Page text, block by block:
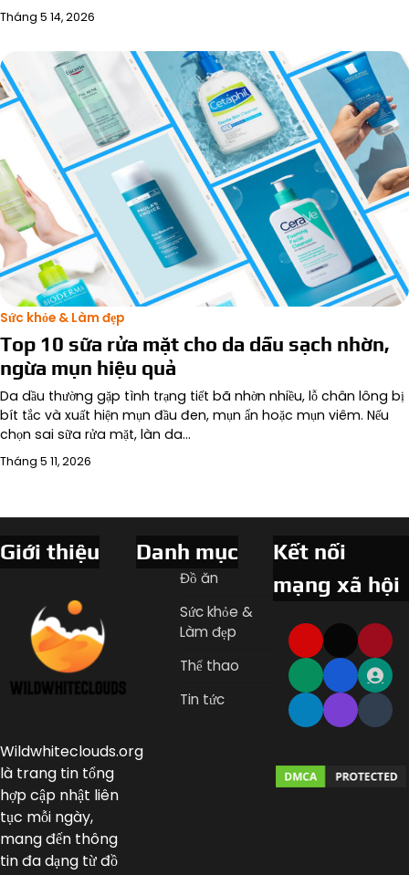
Tháng 5 14, 2026
Sức khỏe & Làm đẹp
Top 10 sữa rửa mặt cho da dầu sạch nhờn,
ngừa mụn hiệu quả
Da dầu thường gặp tình trạng tiết bã nhờn nhiều, lỗ chân lông bị
bít tắc và xuất hiện mụn đầu đen, mụn ẩn hoặc mụn viêm. Nếu
chọn sai sữa rửa mặt, làn da…
Tháng 5 11, 2026
Giới thiệu
Wildwhiteclouds.org
là trang tin tổng
hợp cập nhật liên
tục mỗi ngày,
mang đến thông
tin đa dạng từ đồ
Danh mục
Đồ ăn
Sức khỏe &
Làm đẹp
Thể thao
Tin tức
Kết nối
mạng xã hội